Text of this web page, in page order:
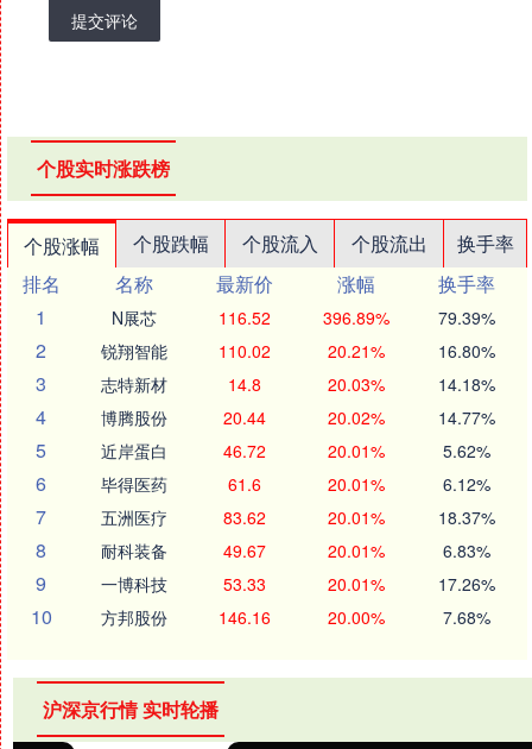
提交评论
个股实时涨跌榜
个股涨幅 个股跌幅 个股流入 个股流出
换手率
排名
名称 最新价 涨幅
换手率
1
N展芯 116.52 396.89% 79.39%
2 锐翔智能 110.02 20.21% 16.80%
3 志特新材 14.8 20.03% 14.18%
4 博腾股份 20.44 20.02% 14.77%
5 近岸蛋白 46.72 20.01% 5.62%
6 毕得医药 61.6 20.01% 6.12%
7 五洲医疗 83.62 20.01% 18.37%
8 耐科装备 49.67 20.01% 6.83%
9 一博科技 53.33 20.01% 17.26%
10 方邦股份 146.16 20.00% 7.68%
沪深京行情 实时轮播